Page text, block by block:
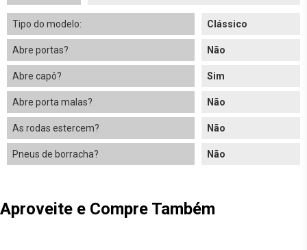
Tipo do modelo: Clássico
Abre portas? Não
Abre capô? Sim
Abre porta malas? Não
As rodas estercem? Não
Pneus de borracha? Não
Aproveite e Compre Também